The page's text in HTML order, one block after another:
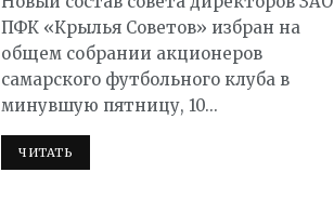
ПФК «Крылья Советов» избран на
общем собрании акционеров
самарского футбольного клуба в
минувшую пятницу, 10...
ЧИТАТЬ